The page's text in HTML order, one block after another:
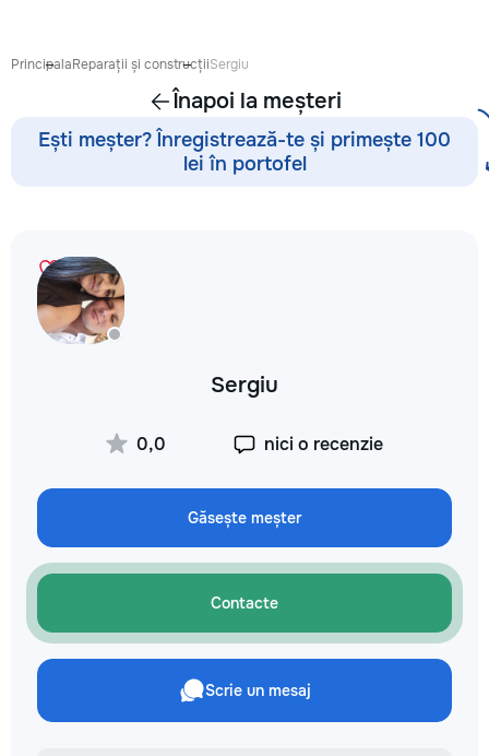
полировку стекла
улучшения
царапин на
стандартов
технологии.
он будет
годы.
PrincipalaReparații și construcțiiSergiu
Înapoi la meșteri
Ești meșter? Înregistrează-te și primește 100
lei în portofel
Sergiu
0,0 nici o recenzie
Găsește meșter
Contacte
Scrie un mesaj